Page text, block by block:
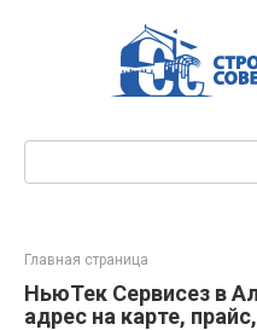
Главная страница
НьюТек Сервисез в
адрес на карте,